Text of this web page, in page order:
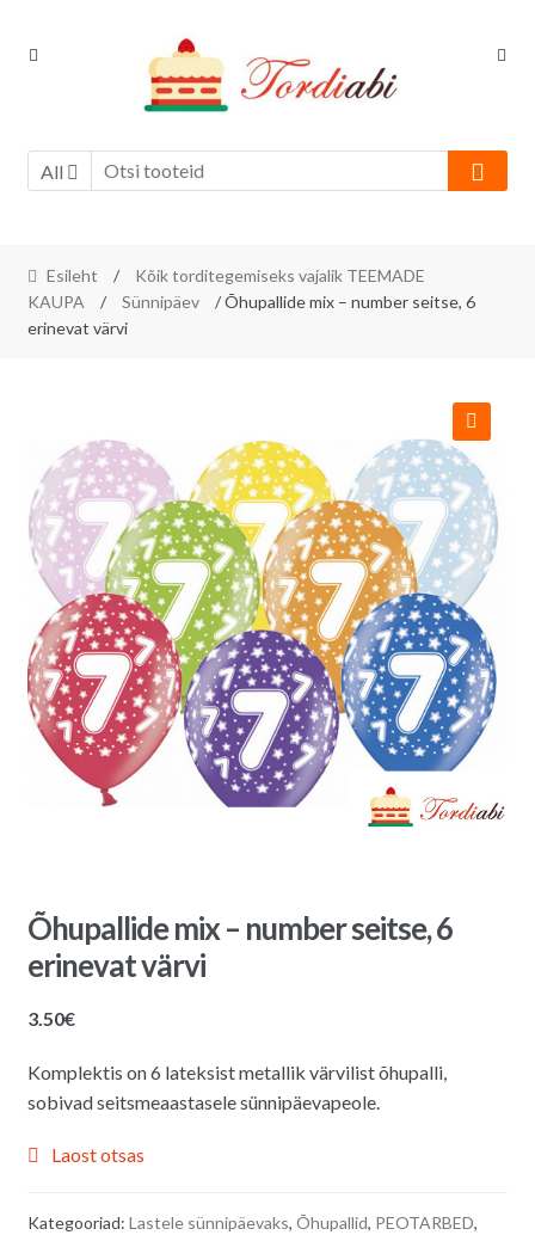
Skip
Skip
All
Esileht /
Kõik torditegemiseks vajalik TEEMADE
KAUPA
/ Sünnipäev
/ Õhupallide mix – number seitse, 6
erinevat värvi
Õhupallide mix – number seitse, 6
erinevat värvi
3.50€
Komplektis on 6 lateksist metallik värvilist õhupalli,
sobivad seitsmeaastasele sünnipäevapeole.
Laost otsas
Kategooriad: Lastele sünnipäevaks, Õhupallid, PEOTARBED,